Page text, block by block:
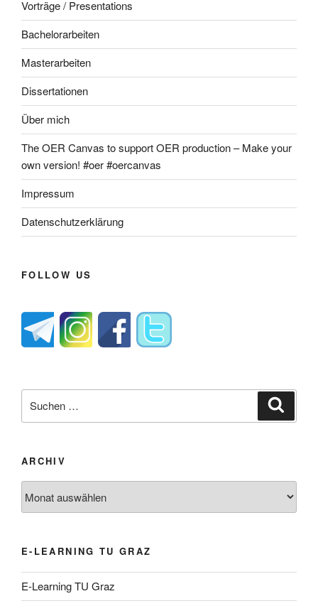
Vorträge / Presentations
Bachelorarbeiten
Masterarbeiten
Dissertationen
Über mich
The OER Canvas to support OER production – Make your
own version! #oer #oercanvas
Impressum
Datenschutzerklärung
FOLLOW US
nach:
ARCHIV
E-LEARNING TU GRAZ
E-Learning TU Graz